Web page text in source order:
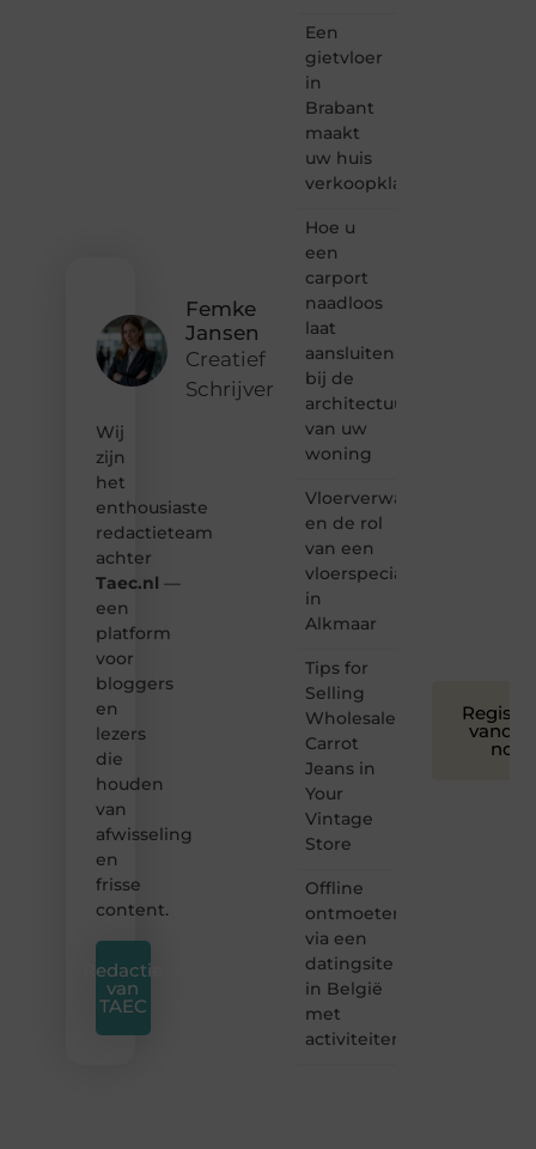
Femke
Jansen
Creatief
Schrijver
Wij
zijn
het
enthousiaste
redactieteam
achter
Taec.nl —
een
platform
voor
bloggers
en
lezers
die
houden
van
afwisseling
en
frisse
content.
Redactie
van
TAEC
Een
gietvloer
in
Brabant
maakt
uw huis
verkoopklaar
Hoe u
een
carport
naadloos
laat
aansluiten
bij de
architectuur
van uw
woning
Vloerverwarming
en de rol
van een
vloerspecialist
in
Alkmaar
Tips for
Selling
Wholesale
Carrot
Jeans in
Your
Vintage
Store
Offline
ontmoeten
via een
datingsite
in België
met
activiteiten
nog